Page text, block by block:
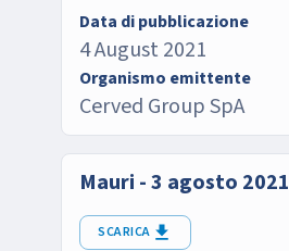
Data di pubblicazione
4 August 2021
Organismo emittente
Cerved Group SpA
Mauri - 3 agosto 2021
SCARICA